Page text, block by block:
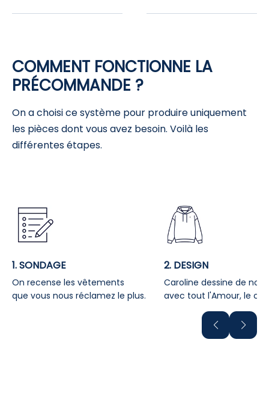
COMMENT FONCTIONNE LA
PRÉCOMMANDE ?
On a choisi ce système pour produire uniquement
les pièces dont vous avez besoin. Voilà les
différentes étapes.
1. SONDAGE
On recense les vêtements
que vous nous réclamez le plus.
2. DESIGN
Caroline dessine de
avec tout l'Amour, le